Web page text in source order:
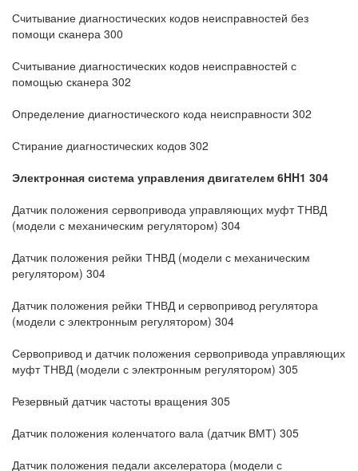
Считывание диагностических кодов неисправностей без
помощи сканера 300
Считывание диагностических кодов неисправностей с
помощью сканера 302
Определение диагностического кода неисправности 302
Стирание диагностических кодов 302
Электронная система управления двигателем 6HH1 304
Датчик положения сервопривода управляющих муфт ТНВД
(модели с механическим регулятором) 304
Датчик положения рейки ТНВД (модели с механическим
регулятором) 304
Датчик положения рейки ТНВД и сервопривод регулятора
(модели с электронным регулятором) 304
Сервопривод и датчик положения сервопривода управляющих
муфт ТНВД (модели с электронным регулятором) 305
Резервный датчик частоты вращения 305
Датчик положения коленчатого вала (датчик ВМТ) 305
Датчик положения педали акселератора (модели с